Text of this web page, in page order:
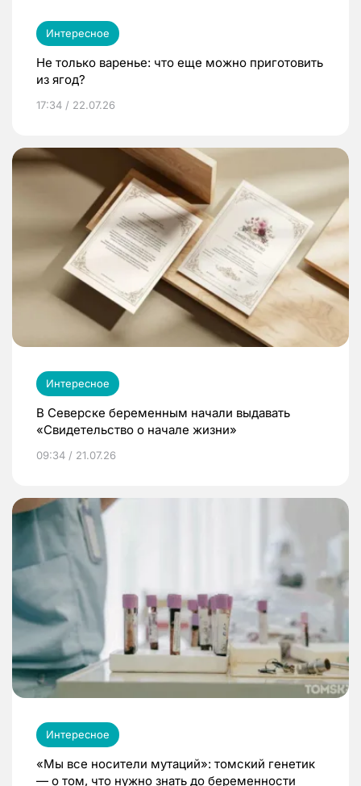
Интересное
Не только варенье: что еще можно приготовить
из ягод?
17:34 / 22.07.26
Интересное
В Северске беременным начали выдавать
«Свидетельство о начале жизни»
09:34 / 21.07.26
Интересное
«Мы все носители мутаций»: томский генетик
— о том, что нужно знать до беременности